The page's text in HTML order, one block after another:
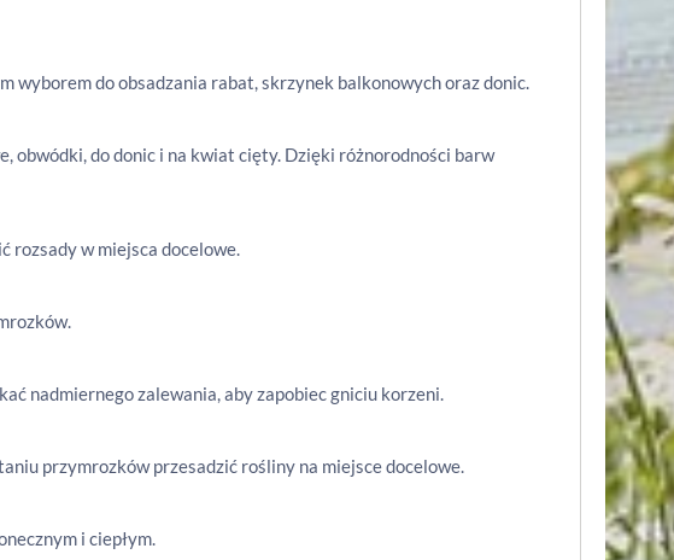
wyborem do obsadzania rabat, skrzynek balkonowych oraz donic.
obwódki, do donic i na kwiat cięty. Dzięki różnorodności barw
rozsady w miejsca docelowe.
nadmiernego zalewania, aby zapobiec gniciu korzeni.
przymrozków przesadzić rośliny na miejsce docelowe.
i ciepłym.